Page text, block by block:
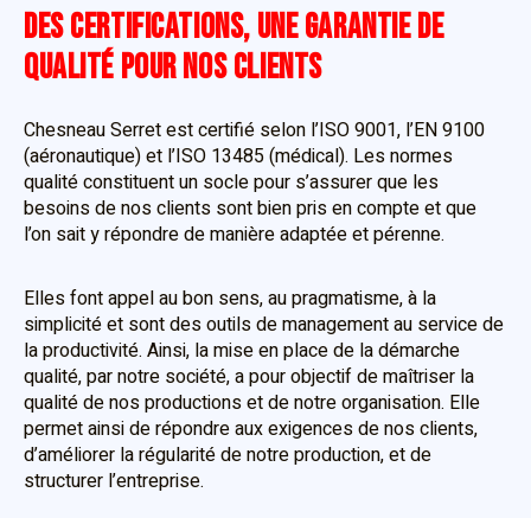
DES CERTIFICATIONS, UNE GARANTIE DE
QUALITÉ POUR NOS CLIENTS
Chesneau Serret est certifié selon l’ISO 9001, l’EN 9100
(aéronautique) et l’ISO 13485 (médical). Les normes
qualité constituent un socle pour s’assurer que les
besoins de nos clients sont bien pris en compte et que
l’on sait y répondre de manière adaptée et pérenne.
Elles font appel au bon sens, au pragmatisme, à la
simplicité et sont des outils de management au service de
la productivité. Ainsi, la mise en place de la démarche
qualité, par notre société, a pour objectif de maîtriser la
qualité de nos productions et de notre organisation. Elle
permet ainsi de répondre aux exigences de nos clients,
d’améliorer la régularité de notre production, et de
structurer l’entreprise.